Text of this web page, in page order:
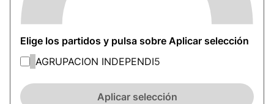
Elige los partidos y pulsa sobre Aplicar selección
AGRUPACION INDEPENDI5
Aplicar selección